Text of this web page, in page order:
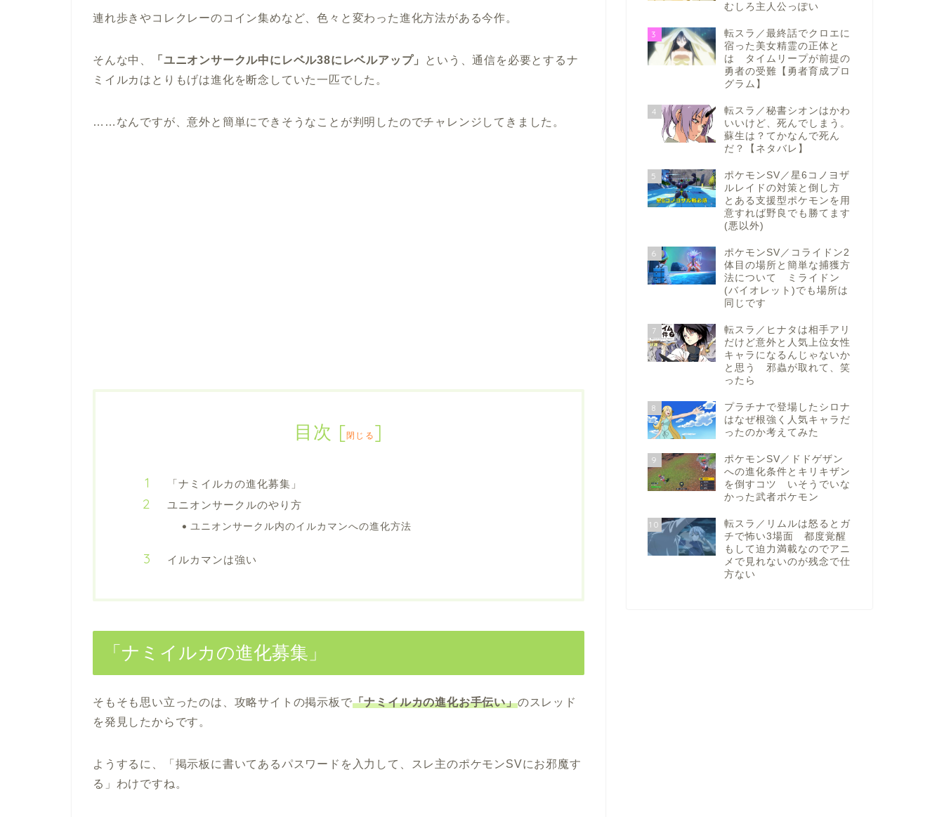
連れ歩きやコレクレーのコイン集めなど、色々と変わった進化方法がある今作。
そんな中、 「ユニオンサークル中にレベル38にレベルアップ」
という、通信を必要とするナ
ミイルカはとりもげは進化を断念していた一匹でした。
……なんですが、意外と簡単にできそうなことが判明したのでチャレンジしてきました。
目次 [閉じる ]
「ナミイルカの進化募集」
ユニオンサークルのやり方
ユニオンサークル内のイルカマンへの進化方法
イルカマンは強い
「ナミイルカの進化募集」
そもそも思い立ったのは、攻略サイトの掲示板で「ナミイルカの進化お手伝い」のスレッド
を発見したからです。
ようするに、「掲示板に書いてあるパスワードを入力して、スレ主のポケモンSVにお邪魔す
る」わけですね。
むしろ主人公っぽい
3
転スラ／最終話でクロエに
宿った美女精霊の正体と
は タイムリープが前提の
勇者の受難【勇者育成プロ
グラム】
4
転スラ／秘書シオンはかわ
いいけど、死んでしまう。
蘇生は？てかなんで死ん
だ？【ネタバレ】
5
ポケモンSV／星6コノヨザ
ルレイドの対策と倒し方
とある支援型ポケモンを用
意すれば野良でも勝てます
(悪以外)
6
ポケモンSV／コライドン2
体目の場所と簡単な捕獲方
法について ミライドン
(バイオレット)でも場所は
同じです
7
転スラ／ヒナタは相手アリ
だけど意外と人気上位女性
キャラになるんじゃないか
と思う 邪蟲が取れて、笑
ったら
8
プラチナで登場したシロナ
はなぜ根強く人気キャラだ
ったのか考えてみた
9
ポケモンSV／ドドゲザン
への進化条件とキリキザン
を倒すコツ いそうでいな
かった武者ポケモン
10
転スラ／リムルは怒るとガ
チで怖い3場面 都度覚醒
もして迫力満載なのでアニ
メで見れないのが残念で仕
方ない